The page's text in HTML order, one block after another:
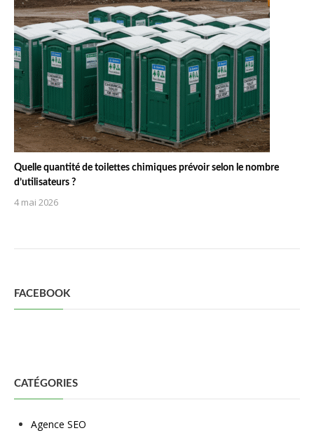
Quelle quantité de toilettes chimiques prévoir selon le nombre
d’utilisateurs ?
4 mai 2026
FACEBOOK
CATÉGORIES
Agence SEO